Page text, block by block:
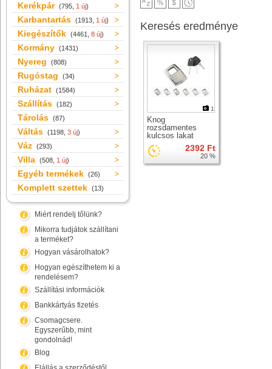
Kerékpár (795, 1 új)
Karbantartás (1913, 1 új)
Kiegészítők (4461, 8 új)
Kormány (1431)
Nyereg (808)
Rugóstag (34)
Ruházat (1584)
Szállítás (182)
Tárolás (87)
Váltás (1198, 3 új)
Váz (293)
Villa (508, 1 új)
Egyéb termékek (26)
Komplett szettek (13)
Miért rendelj tőlünk?
Mikorra tudjátok szállítani
a terméket?
Hogyan vásárolhatok?
Hogyan egészíthetem ki a
rendelésem?
Szállítási információk
Bankkártyás fizetés
Csomagcsere.
Egyszerűbb, mint
gondolnád!
Blog
Keresés eredménye
1
Knog
rozsdamentes
kulcsos lakat
2392 Ft
20 %